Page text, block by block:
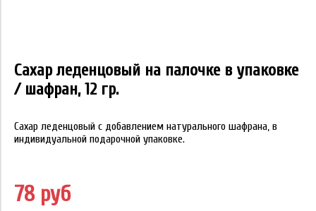
Сахар леденцовый на палочке в упаковке
/ шафран, 12 гр.
Сахар леденцовый с добавлением натурального шафрана, в
индивидуальной подарочной упаковке.
78 руб